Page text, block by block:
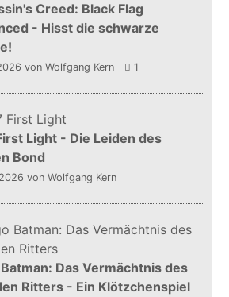
Creed: Black Flag
- Hisst die schwarze
von Wolfgang Kern 1
Light - Die Leiden des
Bond
von Wolfgang Kern
Das Vermächtnis des
Ritters - Ein Klötzchenspiel